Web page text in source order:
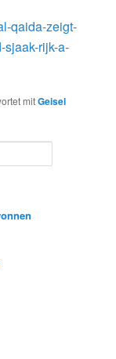
qaida-zeigt-
rijk-a-
mitGeisel